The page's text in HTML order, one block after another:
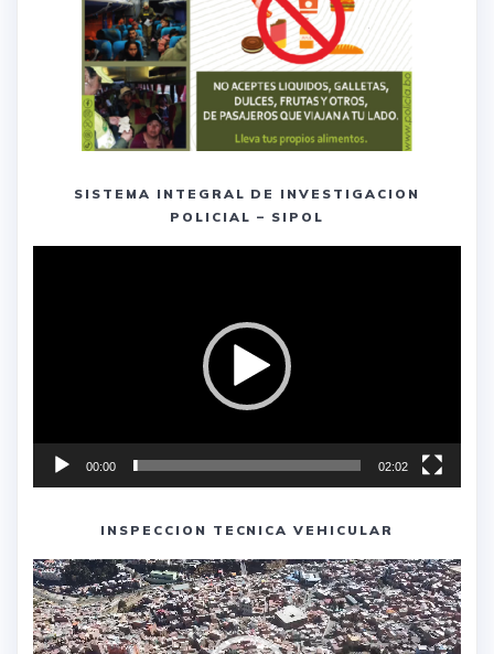
SISTEMA INTEGRAL DE INVESTIGACION
POLICIAL – SIPOL
00:00 02:02
INSPECCION TECNICA VEHICULAR
Reproductor
de
vídeo